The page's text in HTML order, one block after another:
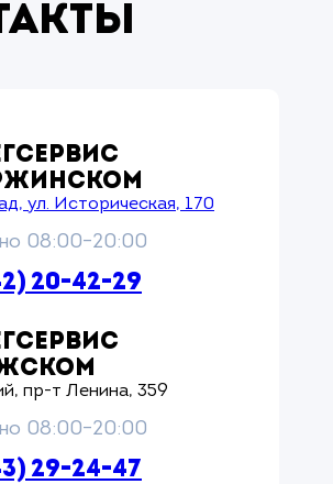
ул. Историческая, 170
08:00–20:00
20-42-29
пр-т Ленина, 359
08:00–20:00
29-24-47